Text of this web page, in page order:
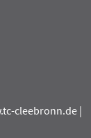
cleebronn.de |